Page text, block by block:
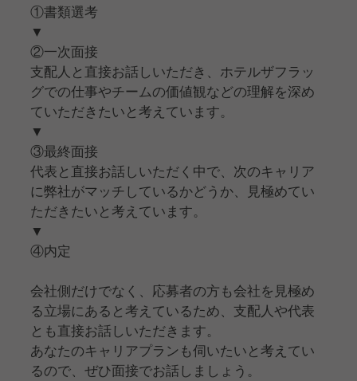
①書類選考
▼
②一次面接
支配人と直接お話しいただき、ホテルザフラッ
グでの仕事やチームの価値観などの理解を深め
ていただきたいと考えています。
▼
③最終面接
代表と直接お話しいただく中で、次のキャリア
に弊社がマッチしているかどうか、見極めてい
ただきたいと考えています。
▼
④内定
会社側だけでなく、応募者の方も会社を見極め
る立場にあると考えているため、支配人や代表
とも直接お話しいただきます。
あなたのキャリアプランも伺いたいと考えてい
るので、ぜひ面接でお話しましょう。